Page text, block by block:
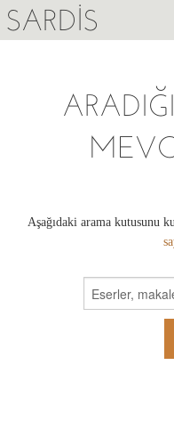
SARDIS
Aşağıdaki arama kutusunu